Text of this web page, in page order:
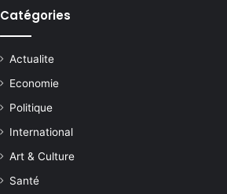
Catégories
Actualite
Economie
Politique
International
Art & Culture
Santé